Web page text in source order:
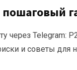
пошаговый
через Telegram:
и советы для